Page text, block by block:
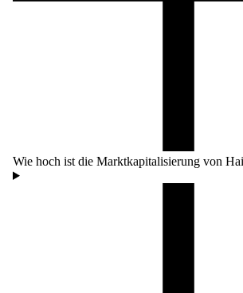
Wie hoch ist die Marktkapitalisierung von